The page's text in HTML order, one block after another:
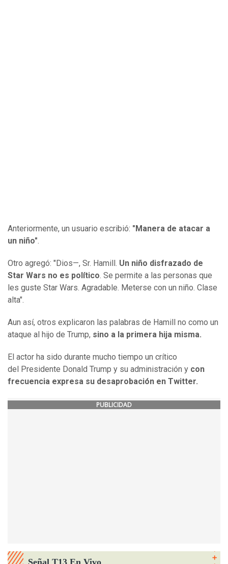
Anteriormente, un usuario escribió: "Manera de atacar a
un niño"
Otro agregó: "Dios—, Sr. Hamill. Un niño disfrazado de
Star Wars no es político . Se permite a las personas que
les guste Star Wars. Agradable. Meterse con un niño. Clase
alta".
Aun así, otros explicaron las palabras de Hamill no como un
ataque al hijo de Trump, sino a la primera hija misma.
El actor ha sido durante mucho tiempo un crítico
del Presidente Donald Trump y su administración y con
frecuencia expresa su desaprobación en Twitter.
PUBLICIDAD
Señal T13 En Vivo